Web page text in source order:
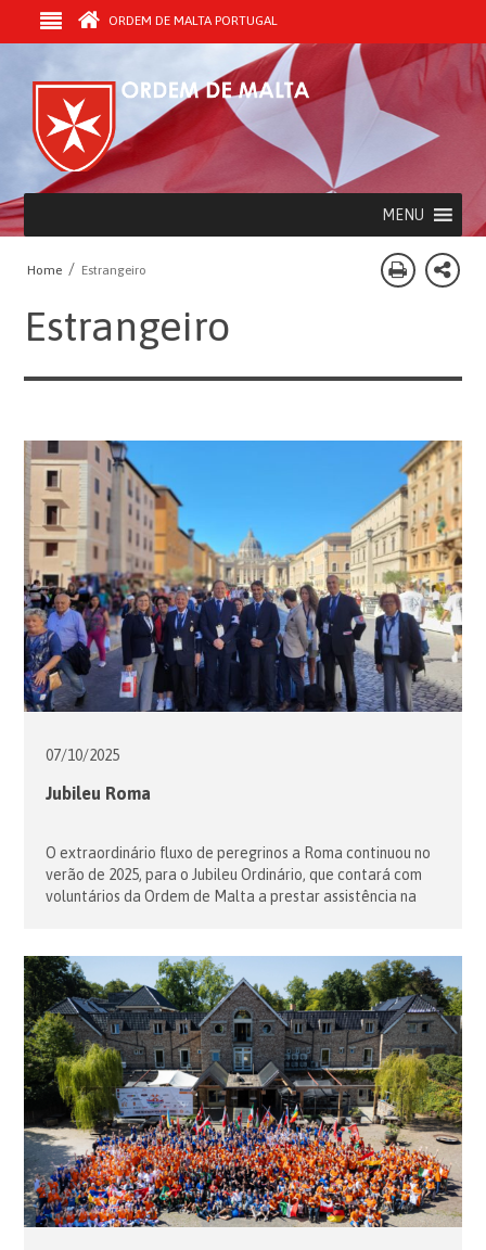
ORDEM DE MALTA PORTUGAL
MENU
Home / Estrangeiro
Estrangeiro
07/10/2025
Jubileu Roma
O extraordinário fluxo de peregrinos a Roma continuou no
verão de 2025, para o Jubileu Ordinário, que contará com
voluntários da Ordem de Malta a prestar assistência na
o mundo, semanalmente 32 […]